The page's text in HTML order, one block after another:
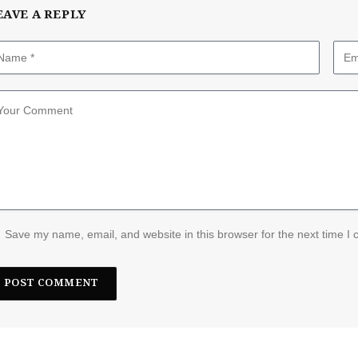
A REPLY
Save my name, email, and website in this browser for the next time I